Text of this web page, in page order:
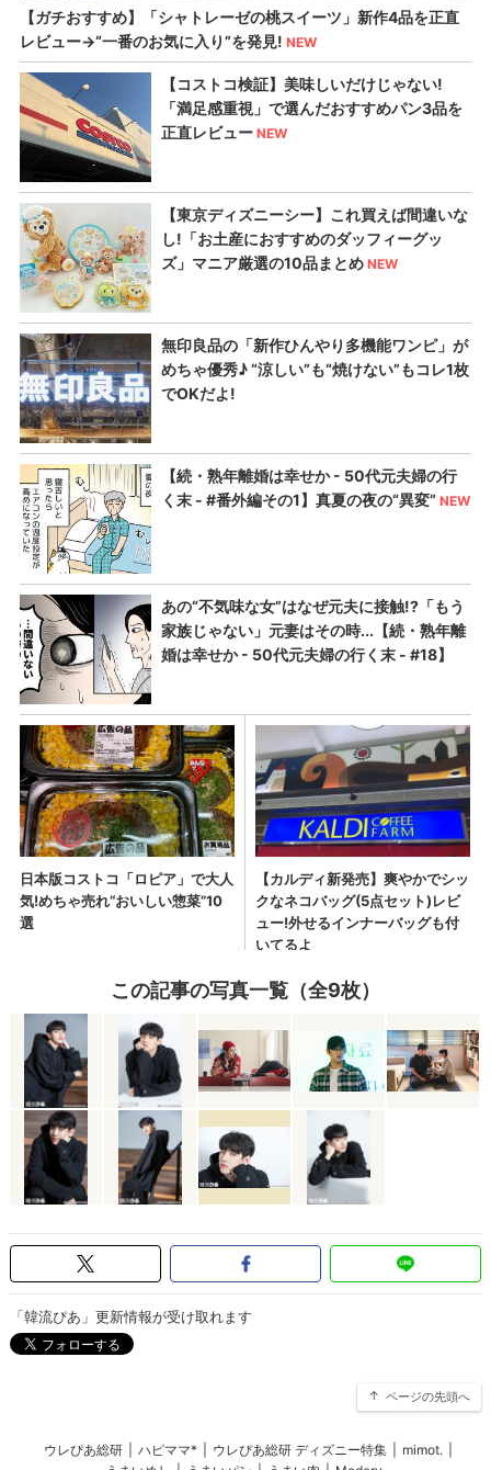
この記事の写真一覧（全9枚）
「韓流ぴあ」更新情報が受け取れます
ページの先頭へ
ウレぴあ総研 ハピママ* ウレぴあ総研 ディズニー特集 mimot.